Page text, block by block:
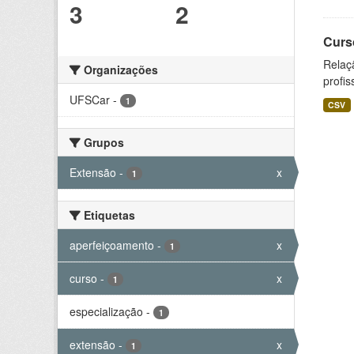
3 2
Organizações
UFSCar - 1
Grupos
Extensão - 1 x
Etiquetas
aperfeiçoamento - 1 x
curso - 1 x
especialização - 1
extensão - 1 x
CSV